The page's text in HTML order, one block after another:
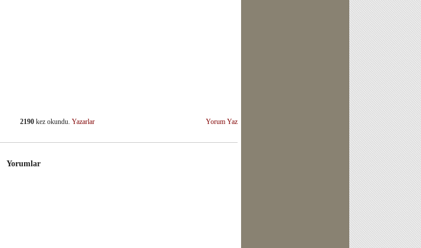
Yorum Yaz
2190 kez okundu.Yazarlar
Yorumlar